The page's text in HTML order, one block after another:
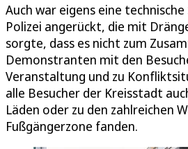
Auch war eigens eine
Polizei angerückt, die mit
sorgte, dass es nicht zum
Demonstranten mit den
Veranstaltung und zu
alle Besucher der Kreisstadt
Läden oder zu den zahlreichen
Fußgängerzone fanden.